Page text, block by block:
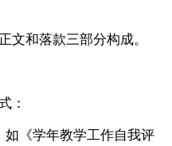
文和落款三部分构成。
：
如《学年教学工作自我评